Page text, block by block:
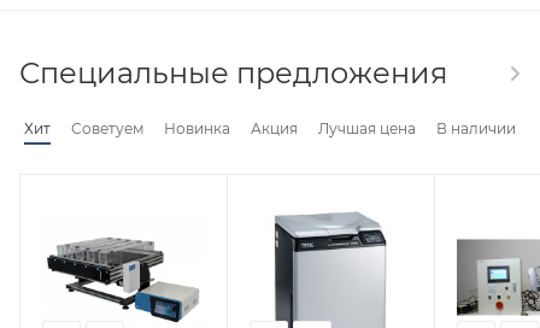
Специальные предложения
Хит Советуем Новинка Акция Лучшая цена В наличии